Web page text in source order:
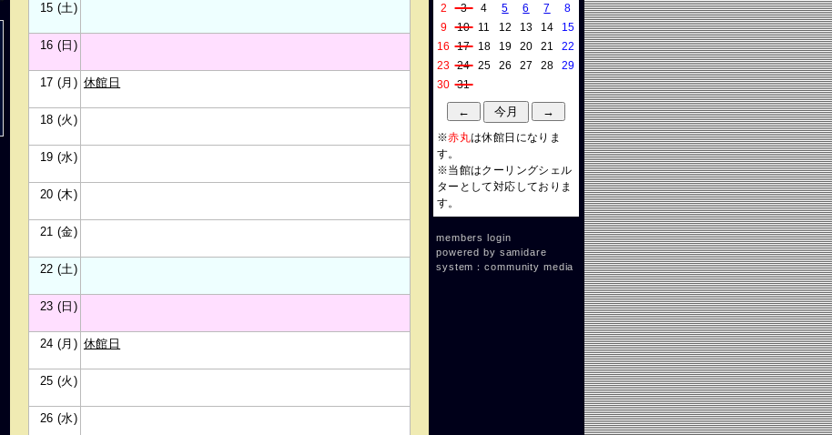
15 (土)
16 (日)
17 (月) 休館日
18 (火)
19 (水)
20 (木)
21 (金)
22 (土)
23 (日)
24 (月) 休館日
25 (火)
26 (水)
2
3 4 5 6 7
8
9
10 11 12 13 14
15
16
17 18 19 20 21
22
23 24 25 26 27 28
29
30 31
※赤丸は休館日になりま
す。
※当館はクーリングシェル
ターとして対応しておりま
す。
members login
powered by samidare
system：community media